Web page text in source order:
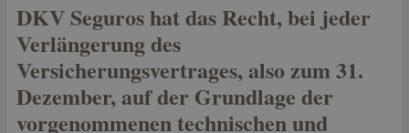
DKV Seguros hat das Recht, bei jeder
Verlängerung des
Versicherungsvertrages, also zum 31.
Dezember, auf der Grundlage der
vorgenommenen technischen und